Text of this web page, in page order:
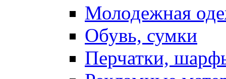
Молодежная
Обувь, сумки
Перчатки,